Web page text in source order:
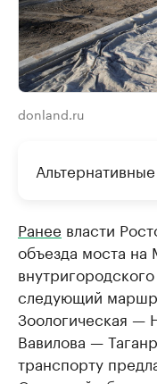
donland.ru
Ранее власти
объезда моста на
следующий
Зоологическая
Вавилова —
транспорту